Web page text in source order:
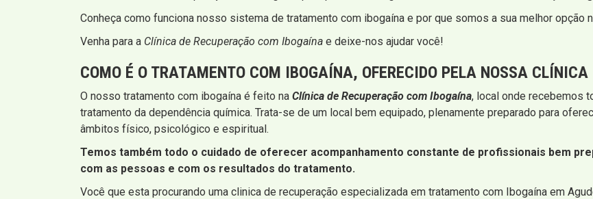
Conheça como funciona nosso sistema de tratamento com ibogaína e por que somos a sua melhor opção
Venha para a Clínica de Recuperação com Ibogaína e deixe-nos ajudar você!
COMO É O TRATAMENTO COM IBOGAÍNA, OFERECIDO PELA NOSSA CLÍNICA
O nosso tratamento com ibogaína é feito na Clínica de Recuperação com Ibogaína, local onde recebemos
tratamento da dependência química. Trata-se de um local bem equipado, plenamente preparado para
âmbitos físico, psicológico e espiritual.
Temos também todo o cuidado de oferecer acompanhamento constante de profissionais bem
com as pessoas e com os resultados do tratamento.
Você que esta procurando uma clinica de recuperação especializada em tratamento com Ibogaína em